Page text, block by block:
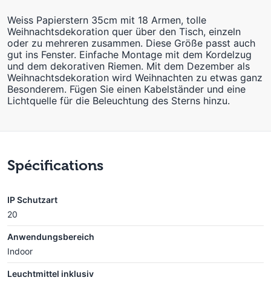
Weiss Papierstern 35cm mit 18 Armen, tolle
Weihnachtsdekoration quer über den Tisch, einzeln
oder zu mehreren zusammen. Diese Größe passt auch
gut ins Fenster. Einfache Montage mit dem Kordelzug
und dem dekorativen Riemen. Mit dem Dezember als
Weihnachtsdekoration wird Weihnachten zu etwas ganz
Besonderem. Fügen Sie einen Kabelständer und eine
Lichtquelle für die Beleuchtung des Sterns hinzu.
Spécifications
IP Schutzart
20
Anwendungsbereich
Indoor
Leuchtmittel inklusiv